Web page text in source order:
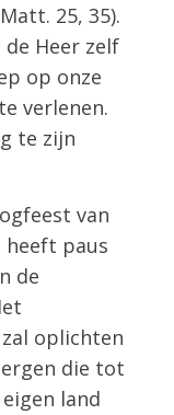
25, 35).
Heer zelf
op onze
verlenen.
te zijn
van
heeft paus
de
oplichten
die tot
land